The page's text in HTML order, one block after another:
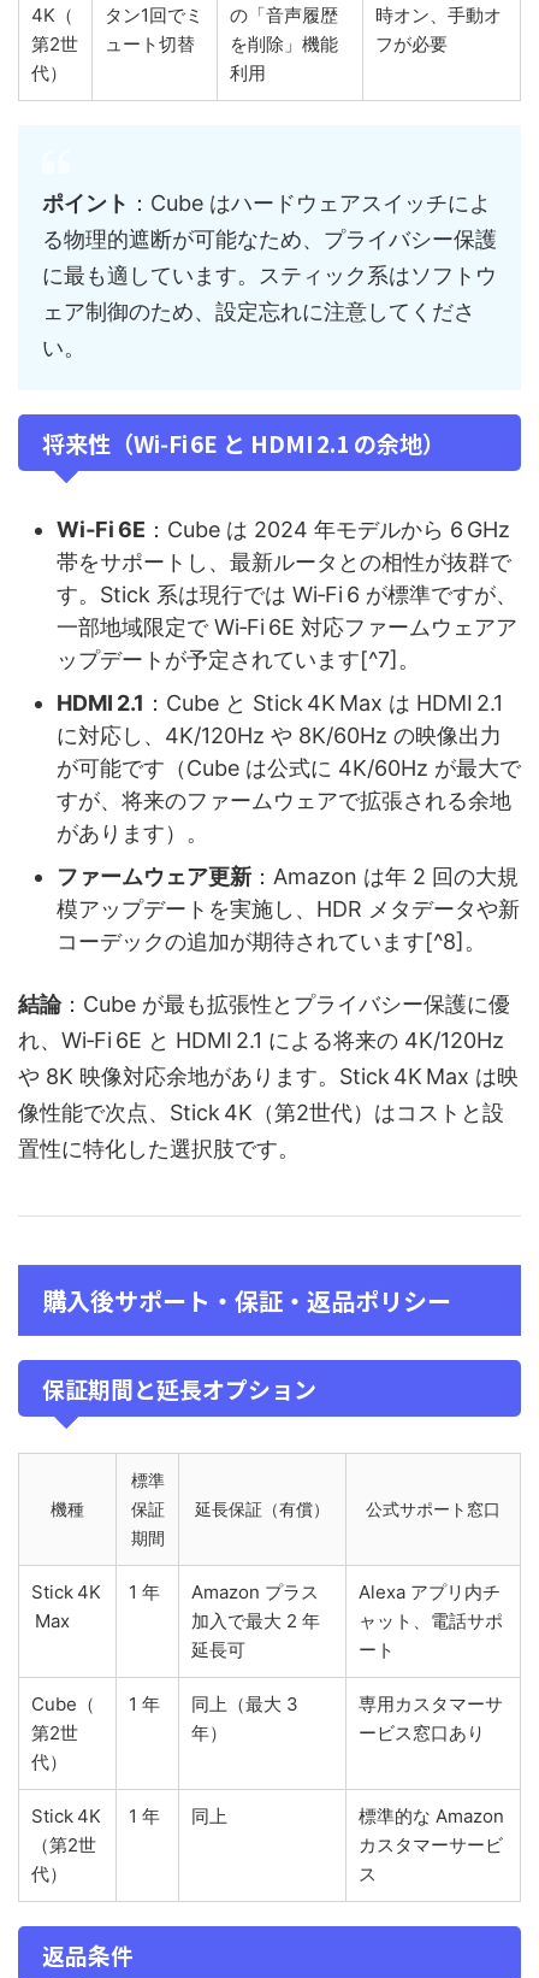
4K（
第2世
代）
タン1回でミ
ュート切替
の「音声履歴
を削除」機能
利用
時オン、手動オ
フが必要
ポイント ：Cube はハードウェアスイッチによ
る物理的遮断が可能なため、プライバシー保護
に最も適しています。スティック系はソフトウ
ェア制御のため、設定忘れに注意してくださ
い。
将来性（Wi‑Fi 6E と HDMI 2.1 の余地）
Wi‑Fi 6E ：Cube は 2024 年モデルから 6 GHz
帯をサポートし、最新ルータとの相性が抜群で
す。Stick 系は現行では Wi‑Fi 6 が標準ですが、
一部地域限定で Wi‑Fi 6E 対応ファームウェアア
ップデートが予定されています[^7]。
HDMI 2.1 ：Cube と Stick 4K Max は HDMI 2.1
に対応し、4K/120Hz や 8K/60Hz の映像出力
が可能です（Cube は公式に 4K/60Hz が最大で
すが、将来のファームウェアで拡張される余地
があります）。
ファームウェア更新 ：Amazon は年 2 回の大規
模アップデートを実施し、HDR メタデータや新
コーデックの追加が期待されています[^8]。
結論：Cube が最も拡張性とプライバシー保護に優
れ、Wi‑Fi 6E と HDMI 2.1 による将来の 4K/120Hz
や 8K 映像対応余地があります。Stick 4K Max は映
像性能で次点、Stick 4K（第2世代）はコストと設
置性に特化した選択肢です。
購入後サポート・保証・返品ポリシー
保証期間と延長オプション
機種
標準
保証
期間
延長保証（有償） 公式サポート窓口
Stick 4K
Max
1 年
Amazon プラス
加入で最大 2 年
延長可
Alexa アプリ内チ
ャット、電話サポ
ート
Cube（
第2世
代）
1 年
同上（最大 3
年）
専用カスタマーサ
ービス窓口あり
Stick 4K
（第2世
代）
1 年 同上
標準的な Amazon
カスタマーサービ
ス
返品条件